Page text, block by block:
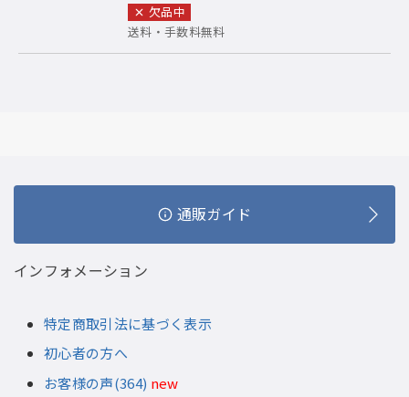
欠品中
送料・手数料無料
通販ガイド
インフォメーション
特定商取引法に基づく表示
初心者の方へ
お客様の声(364) new